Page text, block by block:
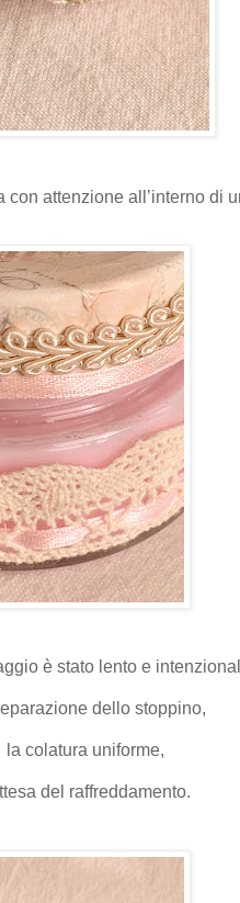
attenzione all’interno di
è stato lento e
dello stoppino,
la colatura uniforme,
del raffreddamento.